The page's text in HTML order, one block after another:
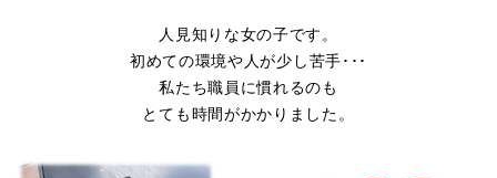
人見知りな女の子です。
初めての環境や人が少し苦手･･･
私たち職員に慣れるのも
とても時間がかかりました。